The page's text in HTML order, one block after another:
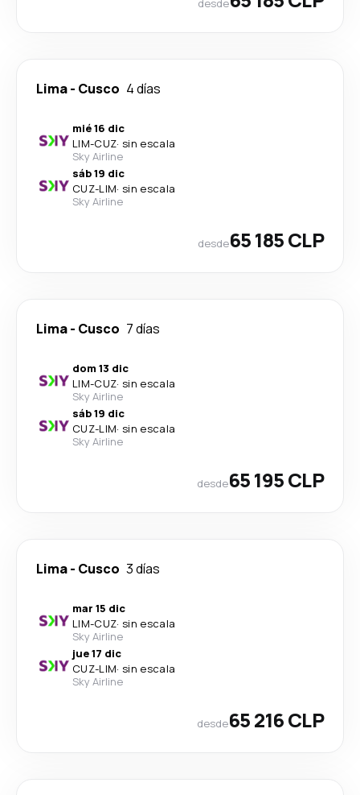
desde
Lima- Cusco 4 días
mié 16 dic
LIM-CUZ· sin escala
Sky Airline
sáb 19 dic
CUZ-LIM· sin escala
Sky Airline
desde65 185 CLP
Lima- Cusco 7 días
dom 13 dic
LIM-CUZ· sin escala
Sky Airline
sáb 19 dic
CUZ-LIM· sin escala
Sky Airline
desde65 195 CLP
Lima- Cusco 3 días
mar 15 dic
LIM-CUZ· sin escala
Sky Airline
jue 17 dic
CUZ-LIM· sin escala
Sky Airline
desde65 216 CLP